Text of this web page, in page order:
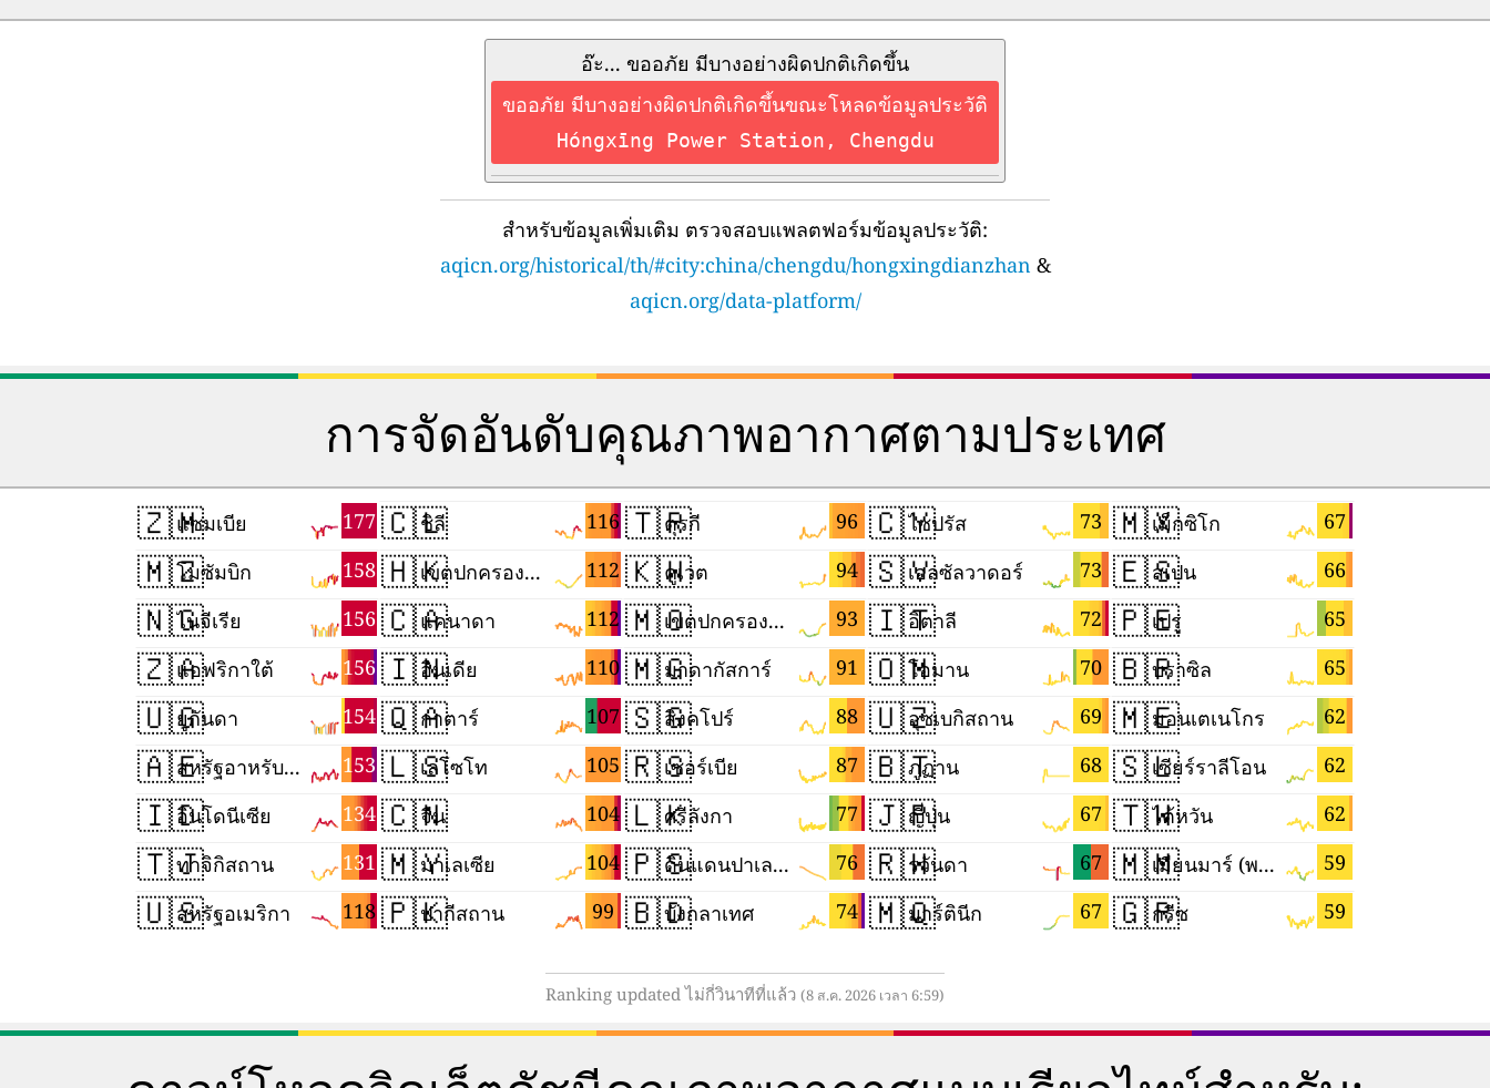
อ๊ะ... ขออภัย มีบางอย่างผิดปกติเกิดขึ้น
ขออภัย มีบางอย่างผิดปกติเกิดขึ้นขณะโหลดข้อมูลประวัติ
Hóngxīng Power Station, Chengdu
สำหรับข้อมูลเพิ่มเติม ตรวจสอบแพลตฟอร์มข้อมูลประวัติ:
aqicn.org/historical/th/#city:china/chengdu/hongxingdianzhan &
aqicn.org/data-platform/
การจัดอันดับคุณภาพอากาศตามประเทศ
🇿🇲 177
แซมเบีย
🇲🇿 158
โมซัมบิก
🇳🇬 156
ไนจีเรีย
🇿🇦 156
แอฟริกาใต้
🇺🇬 154
ยูกันดา
🇦🇪 153
สหรัฐอาหรับเอมิเรตส์
🇮🇩 134
อินโดนีเซีย
🇹🇯 131
ทาจิกิสถาน
🇺🇸 118
สหรัฐอเมริกา
🇨🇱 116
ชิลี
🇭🇰 112
เขตปกครองพิเศษฮ่องกงแห่งสาธารณรัฐประชาชนจีน
🇨🇦 112
แคนาดา
🇮🇳 110
อินเดีย
🇶🇦 107
กาตาร์
🇱🇸 105
เลโซโท
🇨🇳 104
จีน
🇲🇾 104
มาเลเซีย
🇵🇰 99
ปากีสถาน
🇹🇷 96
ตุรกี
🇰🇼 94
คูเวต
🇲🇴 93
เขตปกครองพิเศษมาเก๊าแห่งสาธารณรัฐประชาชนจีน
🇲🇬 91
มาดากัสการ์
🇸🇬 88
สิงคโปร์
🇷🇸 87
เซอร์เบีย
🇱🇰 77
ศรีลังกา
🇵🇸 76
ดินแดนปาเลสไตน์
🇧🇩 74
บังกลาเทศ
🇨🇾 73
ไซปรัส
🇸🇻 73
เอลซัลวาดอร์
🇮🇹 72
อิตาลี
🇴🇲 70
โอมาน
🇺🇿 69
อุซเบกิสถาน
🇧🇹 68
ภูฏาน
🇯🇵 67
ญี่ปุ่น
🇷🇼 67
รวันดา
🇲🇶 67
มาร์ตินีก
🇲🇽 67
เม็กซิโก
🇪🇸 66
สเปน
🇵🇪 65
เปรู
🇧🇷 65
บราซิล
🇲🇪 62
มอนเตเนโกร
🇸🇱 62
เซียร์ราลีโอน
🇹🇼 62
ไต้หวัน
🇲🇲 59
เมียนมาร์ (พม่า)
🇬🇷 59
กรีซ
Ranking updated ไม่กี่วินาทีที่แล้ว (8 ส.ค. 2026 เวลา 6:59)